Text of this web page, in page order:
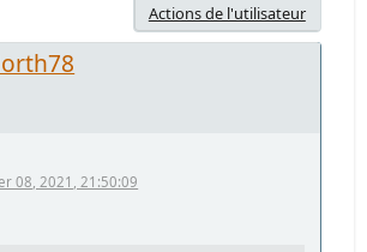
Actions de l'utilisateur
08, 2021, 21:50:09